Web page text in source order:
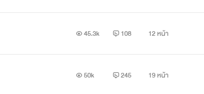
45.3k 108 12 หน้า
50k 245 19 หน้า